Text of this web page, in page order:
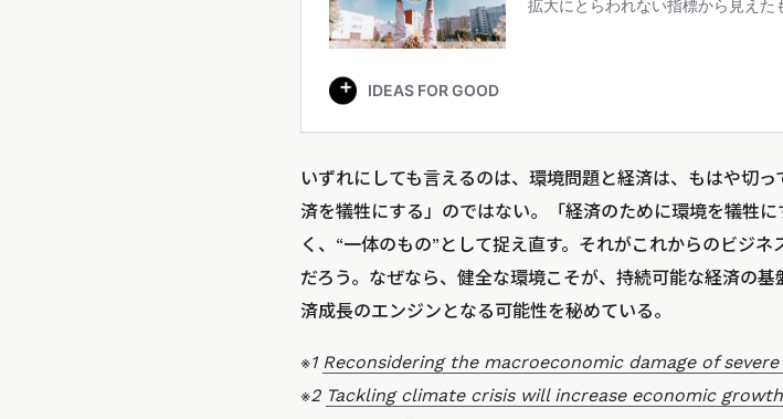
いずれにしても言えるのは、環境問題と経済は、もはや切
済を犠牲にする」のではない。「経済のために環境を犠牲
く、“一体のもの”として捉え直す。それがこれからのビジ
だろう。なぜなら、健全な環境こそが、持続可能な経済の
済成長のエンジンとなる可能性を秘めている。
※1 Reconsidering the macroeconomic damage of
※2 Tackling climate crisis will increase economic